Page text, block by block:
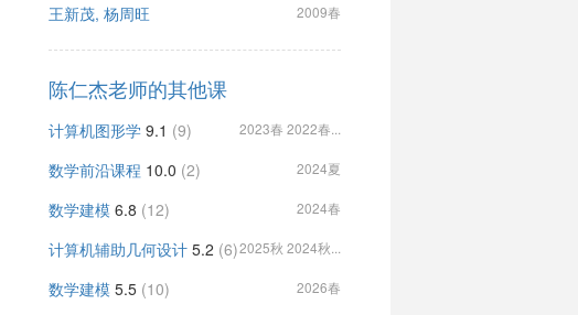
王新茂, 杨周旺 2009春
陈仁杰老师的其他课
计算机图形学 9.1 (9) 2023春 2022春...
数学前沿课程 10.0 (2) 2024夏
数学建模 6.8 (12) 2024春
计算机辅助几何设计 5.2 (6)2025秋 2024秋...
数学建模 5.5 (10) 2026春